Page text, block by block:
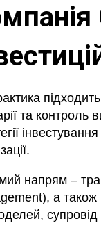
та контроль
напрям –
а також
супровід